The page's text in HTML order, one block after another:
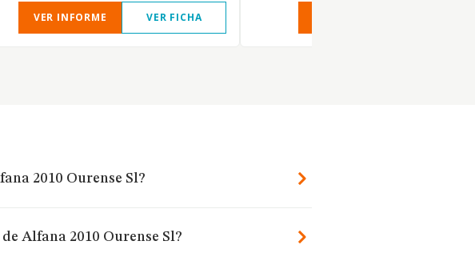
VER INFORME VER FICHA
2010 Ourense Sl?
Alfana 2010 Ourense Sl?